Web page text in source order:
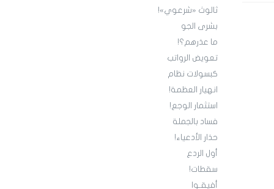
ثالوث «شرعوي»!
بشرى الجو
ما عذرهم؟!
تعويض الرواتب
كبسولات نظام
انهيار العظمة!
استثمار الوجع!
فساد بالجملة
حذار الأدعياء!
أول الردع
سقطات!
أفيقـوا